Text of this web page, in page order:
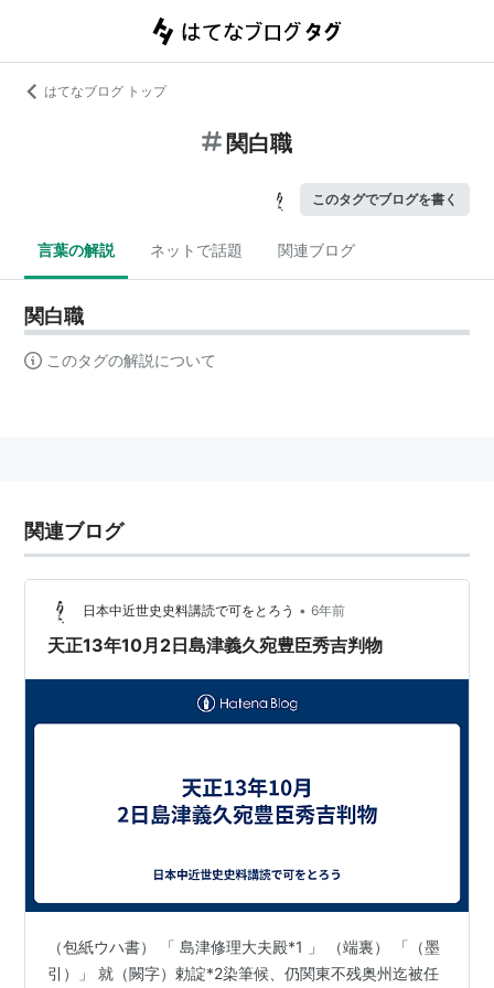
はてなブログ トップ
関白職
このタグでブログを書く
言葉の解説 ネットで話題 関連ブログ
関白職
このタグの解説について
関連ブログ
日本中近世史史料講読で可をとろう • 6年前
天正13年10月2日島津義久宛豊臣秀吉判物
（包紙ウハ書） 「 島津修理大夫殿*1 」 （端裏） 「（墨
引）」 就（闕字）勅諚*2染筆候、仍関東不残奥州迄被任